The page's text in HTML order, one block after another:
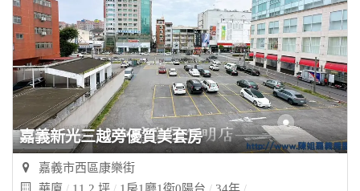
嘉義新光三越旁優質美套房
嘉義市西區康樂街
華廈
11.2 坪 1房1廳1衛0陽台 34年